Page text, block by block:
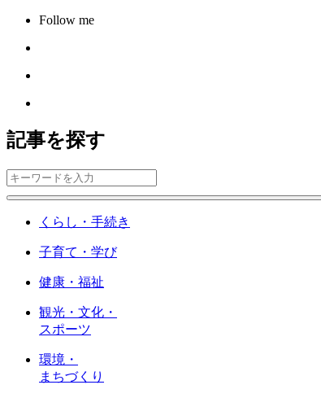
Follow me
記事を探す
くらし・手続き
子育て・学び
健康・福祉
観光・文化・
スポーツ
環境・
まちづくり